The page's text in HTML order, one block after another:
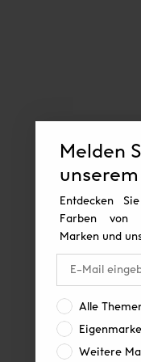
Melden
Entdecken
Farben von
Marken und
Interesse:
Alle
Weitere